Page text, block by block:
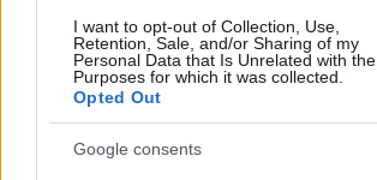
I want to opt-out of Collection, Use,
Retention, Sale, and/or Sharing of my
Personal Data that Is Unrelated with the
Purposes for which it was collected.
Opted Out
Google consents